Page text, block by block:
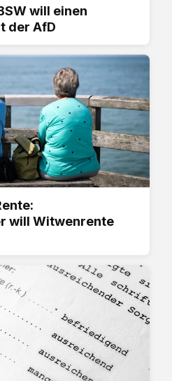
will einen
der AfD
will Witwenrente